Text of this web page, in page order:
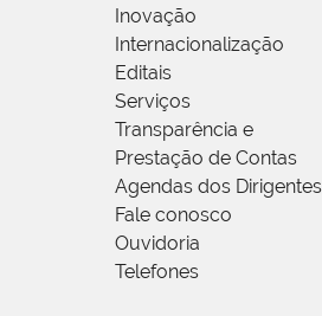
Inovação
Internacionalização
Editais
Serviços
Transparência e
Prestação de Contas
Agendas dos Dirigentes
Fale conosco
Ouvidoria
Telefones